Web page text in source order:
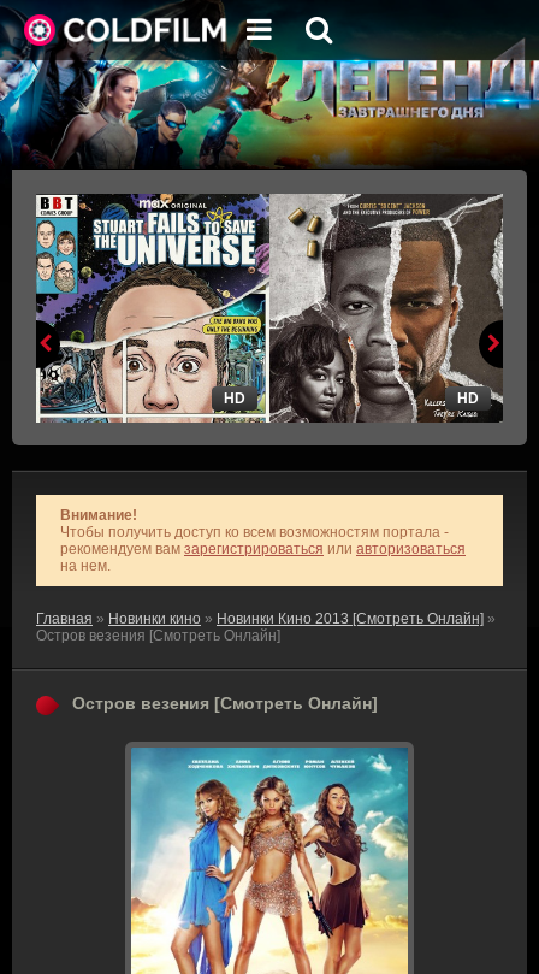
HD HD
Внимание!
Чтобы получить доступ ко всем возможностям портала -
рекомендуем вам зарегистрироваться или авторизоваться
на нем.
Главная » Новинки кино » Новинки Кино 2013 [Смотреть Онлайн] »
Остров везения [Смотреть Онлайн]
Остров везения [Смотреть Онлайн]